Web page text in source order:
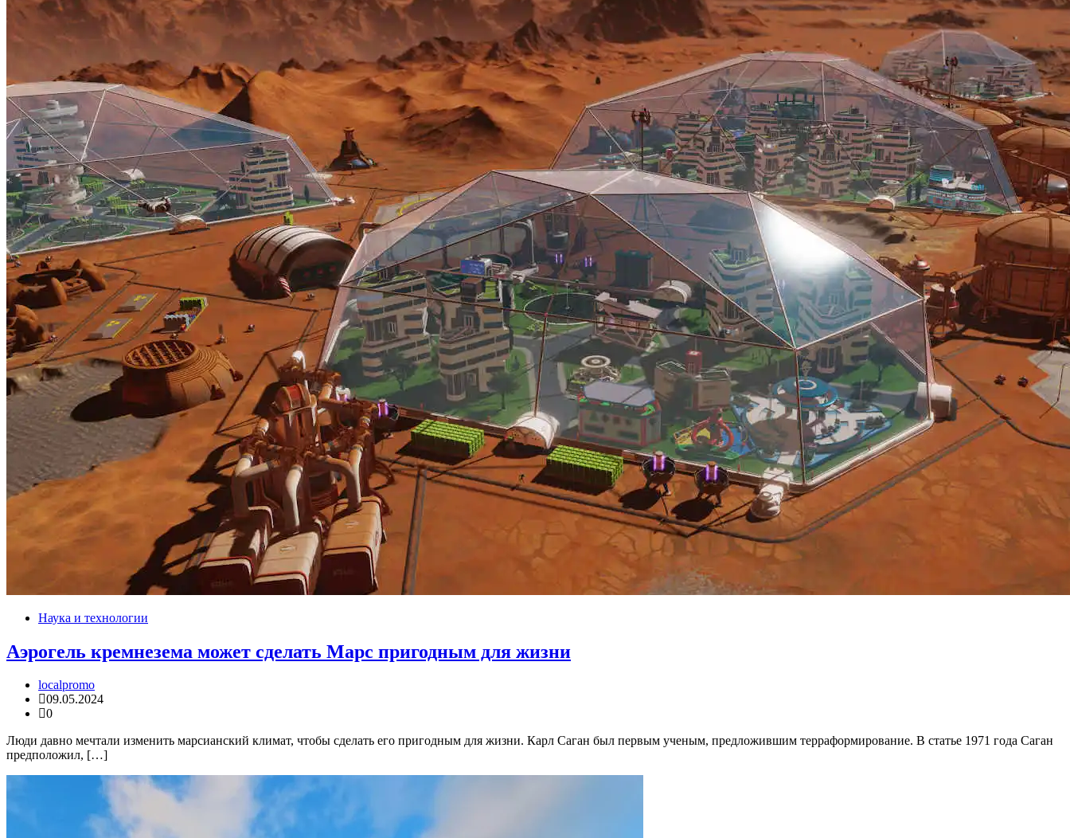
Наука и технологии
Аэрогель кремнезема может сделать Марс пригодным для жизни
localpromo
09.05.2024
0
Люди давно мечтали изменить марсианский климат, чтобы сделать его пригодным для жизни. Карл Саган был первым ученым, предложившим терраформирование. В статье 1971 года Саган
предположил, […]